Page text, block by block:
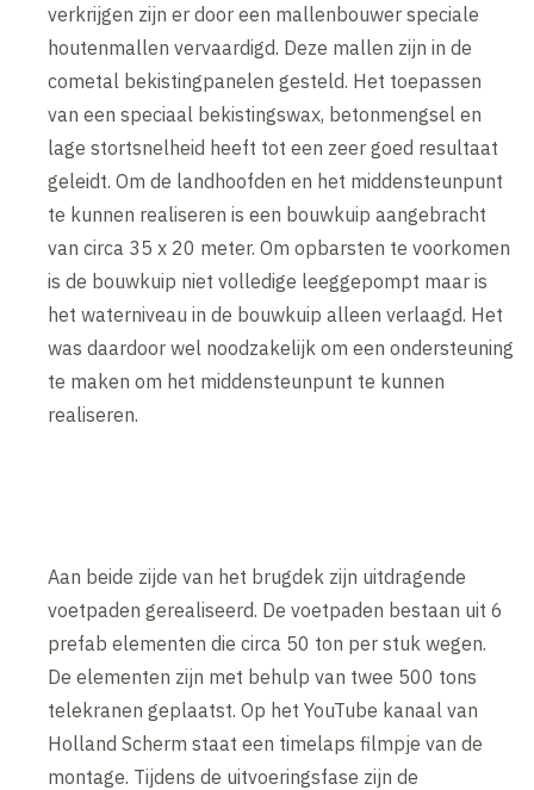
verkrijgen zijn er door een mallenbouwer speciale
houtenmallen vervaardigd. Deze mallen zijn in de
cometal bekistingpanelen gesteld. Het toepassen
van een speciaal bekistingswax, betonmengsel en
lage stortsnelheid heeft tot een zeer goed resultaat
geleidt. Om de landhoofden en het middensteunpunt
te kunnen realiseren is een bouwkuip aangebracht
van circa 35 x 20 meter. Om opbarsten te voorkomen
is de bouwkuip niet volledige leeggepompt maar is
het waterniveau in de bouwkuip alleen verlaagd. Het
was daardoor wel noodzakelijk om een ondersteuning
te maken om het middensteunpunt te kunnen
realiseren.
Aan beide zijde van het brugdek zijn uitdragende
voetpaden gerealiseerd. De voetpaden bestaan uit 6
prefab elementen die circa 50 ton per stuk wegen.
De elementen zijn met behulp van twee 500 tons
telekranen geplaatst. Op het YouTube kanaal van
Holland Scherm staat een timelaps filmpje van de
montage. Tijdens de uitvoeringsfase zijn de